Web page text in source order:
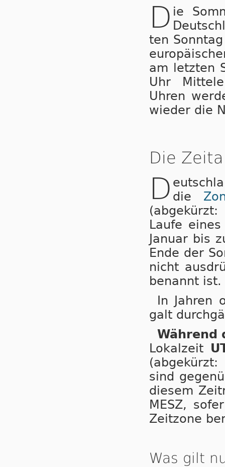
D ie
ten
am letzten
Uhr
Uhren
wieder die
Die
D die
Laufe
Januar bis
Ende der
nicht
benannt ist.
In Jahren
galt
Während
Lokalzeit
(abgekürzt:
sind
diesem
MESZ,
Zeitzone
Was gilt